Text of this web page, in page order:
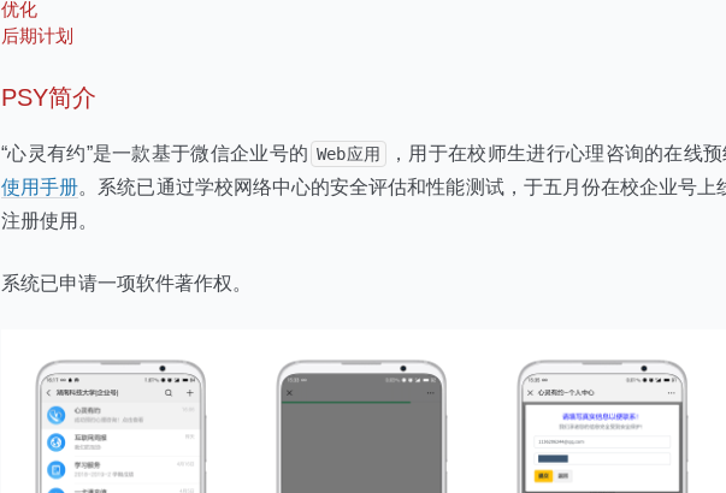
优化
后期计划
PSY简介
“心灵有约”是一款基于微信企业号的 Web应用 ，用于在校师生进行心理咨询的在线预
使用手册。系统已通过学校网络中心的安全评估和性能测试，于五月份在校企业号上
注册使用。
系统已申请一项软件著作权。